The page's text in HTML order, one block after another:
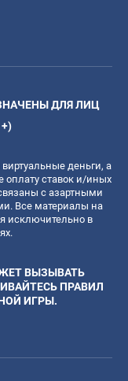
ДЛЯ ЛИЦ
деньги, а
оплату ставок и/иных
с азартными
Все материалы на
исключительно в
ВЫЗЫВАТЬ
ПРАВИЛ
ИГРЫ.